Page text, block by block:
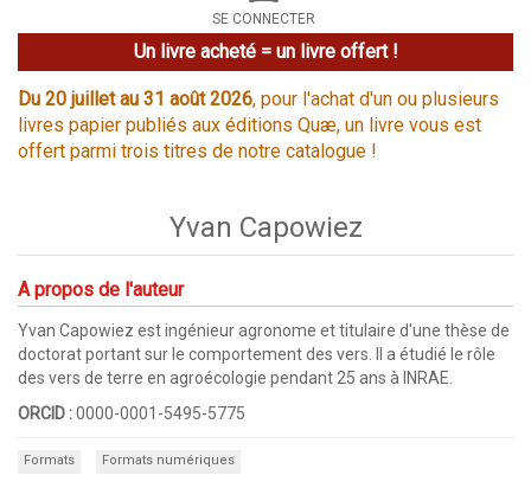
SE CONNECTER
Un livre acheté = un livre offert !
Du 20 juillet au 31 août 2026, pour l'achat d'un ou plusieurs
livres papier publiés aux éditions Quæ, un livre vous est
offert parmi trois titres de notre catalogue !
Yvan Capowiez
A propos de l'auteur
Yvan Capowiez est ingénieur agronome et titulaire d'une thèse de
doctorat portant sur le comportement des vers. Il a étudié le rôle
des vers de terre en agroécologie pendant 25 ans à INRAE.
ORCID :0000-0001-5495-5775
Formats Formats numériques